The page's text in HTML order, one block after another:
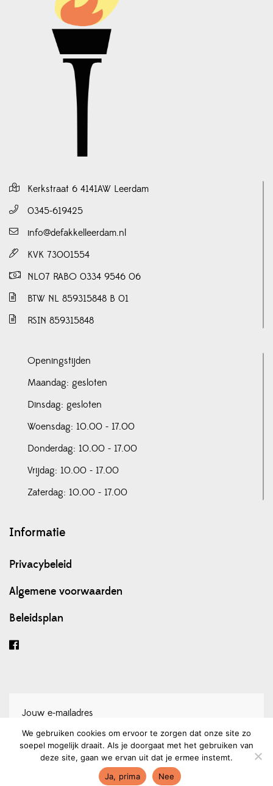
Kerkstraat 6 4141AW Leerdam
0345-619425
info@defakkelleerdam.nl
KVK 73001554
NL07 RABO 0334 9546 06
BTW NL 859315848 B 01
RSIN 859315848
Openingstijden
Maandag: gesloten
Dinsdag: gesloten
Woensdag: 10.00 - 17.00
Donderdag: 10.00 - 17.00
Vrijdag: 10.00 - 17.00
Zaterdag: 10.00 - 17.00
Informatie
Privacybeleid
Algemene voorwaarden
Beleidsplan
Schrijf je in voor onze nieuwsbrief
We gebruiken cookies om ervoor te zorgen dat onze site zo
soepel mogelijk draait. Als je doorgaat met het gebruiken van
deze site, gaan we ervan uit dat je ermee instemt.
Ja, prima
Nee